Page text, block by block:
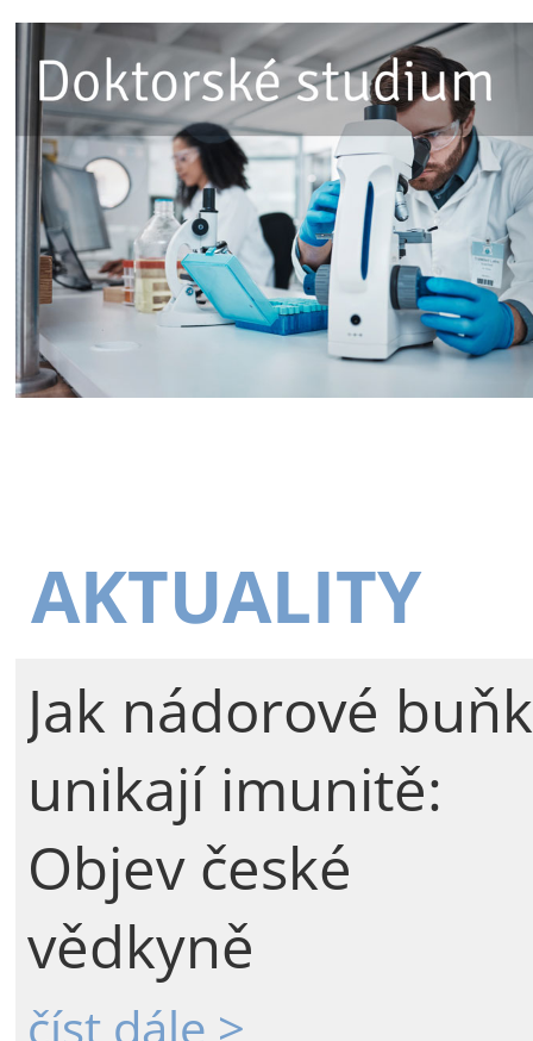
AKTUALITY
Jak nádorové
unikají imunitě:
Objev české
vědkyně
číst dále >